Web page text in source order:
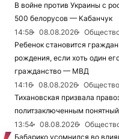
В войне против Украины с
500 белорусов — Кабанчук
14:58
08.08.2026
Ребенок становится
рождения, если хоть один
гражданство — МВД
14:16
08.08.2026
Тихановская призвала
политзаключенным
13:54
08.08.2026
Бабарико усомнился во